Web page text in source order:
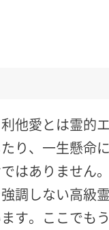
他愛とは霊的
り、一生懸命
はありません
調しない高級
す。ここでも